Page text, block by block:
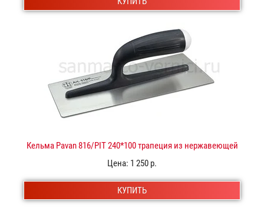
Кельма Pavan 816/PIT 240*100 трапеция из нержавеющей
стали
Цена: 1 250 р.
КУПИТЬ